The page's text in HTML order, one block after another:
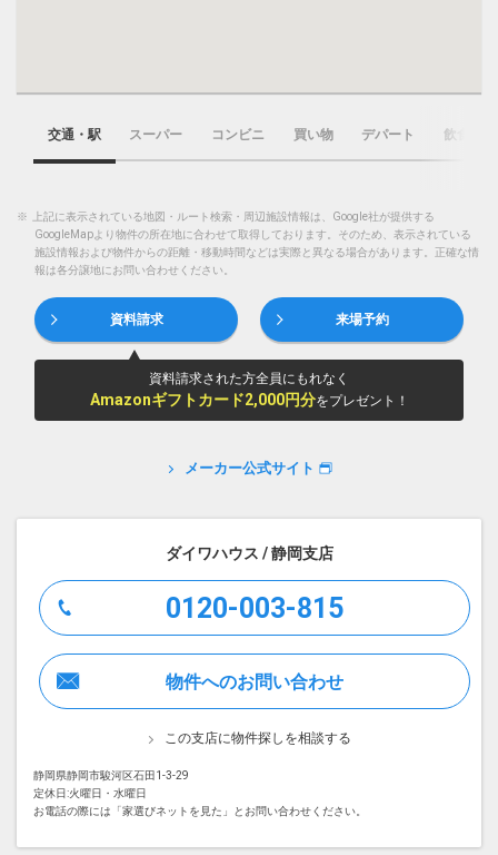
交通・駅 スーパー コンビニ 買い物 デパート 飲食店
※
上記に表示されている地図・ルート検索・周辺施設情報は、Google社が提供する
GoogleMapより物件の所在地に合わせて取得しております。そのため、表示されている
施設情報および物件からの距離・移動時間などは実際と異なる場合があります。正確な情
報は各分譲地にお問い合わせください。
資料請求 来場予約
資料請求された方全員にもれなく
Amazonギフトカード2,000円分をプレゼント！
メーカー公式サイト
ダイワハウス / 静岡支店
0120-003-815
物件へのお問い合わせ
この支店に物件探しを相談する
静岡県静岡市駿河区石田1-3-29
定休日:火曜日・水曜日
お電話の際には「家選びネットを見た」とお問い合わせください。